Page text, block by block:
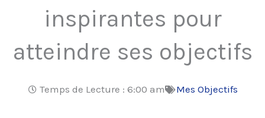
inspirantes pour
atteindre ses objectifs
Temps de Lecture : 6:00 am Mes Objectifs